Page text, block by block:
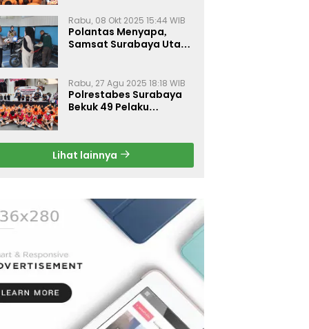
Rabu, 08 Okt 2025 15:44 WIB
Polantas Menyapa,
Samsat Surabaya Utara
Rabu, 27 Agu 2025 18:18 WIB
Polrestabes Surabaya
Bekuk 49 Pelaku
Gratis
Lihat lainnya